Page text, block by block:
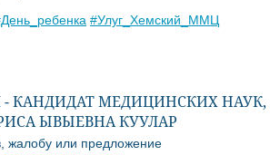
#Улуг_Хемский_ММЦ
- КАНДИДАТ МЕДИЦИНСКИХ НАУК,
ЫВЫЕВНА КУУЛАР
жалобу или предложение